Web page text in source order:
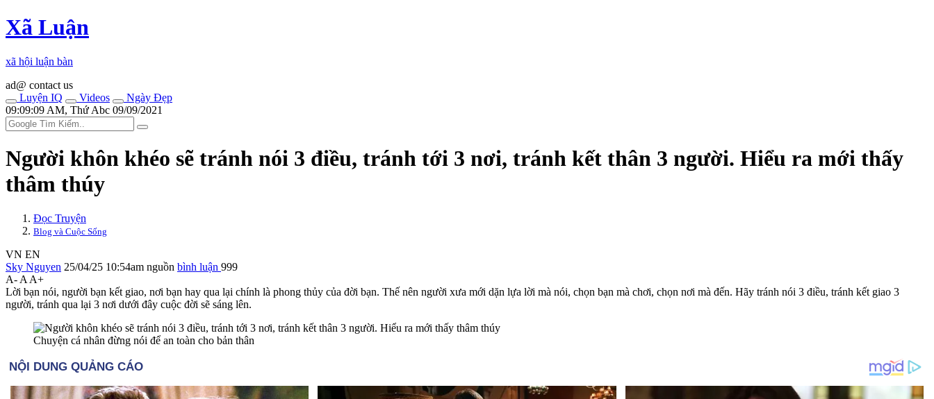
Xã Luận
xã hội luận bàn
ad@ contact us
Luyện IQ
Videos
Ngày Đẹp
09:09:09 AM, Thứ Abc 09/09/2021
Người khôn khéo sẽ tránh nói 3 điều, tránh tới 3 nơi, tránh kết thân 3 người. Hiểu ra mới thấy
thâm thúy
Đọc Truyện
Blog và Cuộc Sống
VN EN
Sky Nguyen 25/04/25 10:54am nguồn bình luận 999
A- A A+
Lời bạn nói, người bạn kết giao, nơi bạn hay qua lại chính là phong thủy của đời bạn. Thế nên người xưa mới dặn lựa lời mà nói, chọn bạn mà chơi, chọn nơi mà đến. Hãy tránh nói 3 điều, tránh kết giao 3
người, tránh qua lại 3 nơi dưới đây cuộc đời sẽ sáng lên.
Chuyện cá nhân đừng nói để an toàn cho bản thân